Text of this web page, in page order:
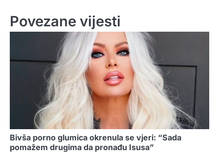
Povezane vijesti
Bivša porno glumica okrenula se vjeri: “Sada
pomažem drugima da pronađu Isusa”